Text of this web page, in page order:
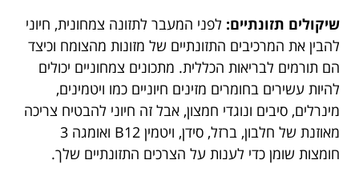
שיקולים תזונתיים: לפני המעבר לתזונה צמחונית, חיוני
להבין את המרכיבים התזונתיים של מזונות מהצומח וכיצד
הם תורמים לבריאות הכללית. מתכונים צמחוניים יכולים
להיות עשירים בחומרים מזינים חיוניים כמו ויטמינים,
מינרלים, סיבים ונוגדי חמצון, אבל זה חיוני להבטיח צריכה
מאוזנת של חלבון, ברזל, סידן, ויטמין B12 ואומגה 3
חומצות שומן כדי לענות על הצרכים התזונתיים שלך.